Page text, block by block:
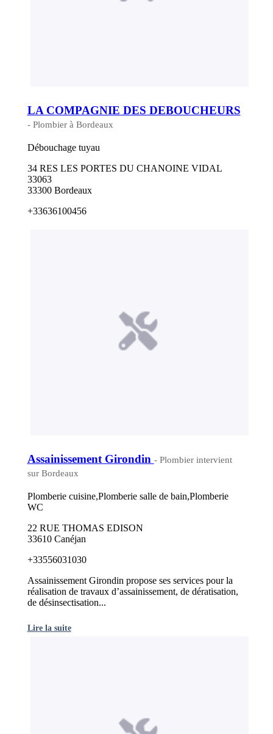
LA COMPAGNIE DES DEBOUCHEURS
- Plombier à Bordeaux
Débouchage tuyau
34 RES LES PORTES DU CHANOINE VIDAL
33063
33300 Bordeaux
+33636100456
Assainissement Girondin - Plombier intervient
sur Bordeaux
Plomberie cuisine,Plomberie salle de bain,Plomberie
WC
22 RUE THOMAS EDISON
33610 Canéjan
+33556031030
Assainissement Girondin propose ses services pour la
réalisation de travaux d’assainissement, de dératisation,
de désinsectisation...
Lire la suite